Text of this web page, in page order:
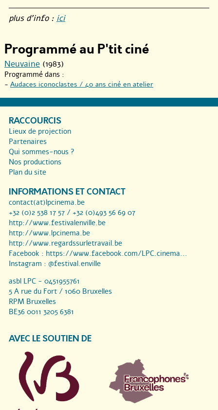
plus d’info : ici
Programmé au P'tit ciné
Neuvaine (1983)
Programmé dans :
- Audaces iconoclastes / 40 ans ciné en atelier
RACCOURCIS
Lieux de projection
Partenaires
Qui sommes-nous ?
Nos productions
Plan du site
INFORMATIONS ET CONTACT
contact(at)lpcinema.be
+32 (0)2 538 17 57 / +32 (0)493 56 69 07
http://www.festivalenville.be
http://www.lpcinema.be
http://www.regardssurletravail.be
Facebook : https://www.facebook.com/LPC.cinema...
Instagram : @festival.enville
asbl LPC - 0451955761
5 A rue du Fort / 1060 Bruxelles
RPM Bruxelles
BE36 0011 3205 6381
AVEC LE SOUTIEN DE